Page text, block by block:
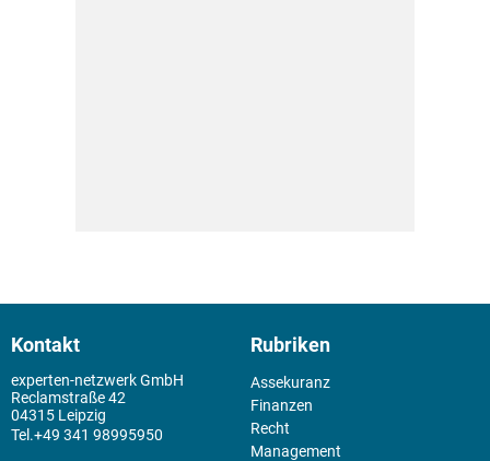
Kontakt
experten-netzwerk GmbH
Reclamstraße 42
04315 Leipzig
+49 341 98995950
Rubriken
Assekuranz
Finanzen
Recht
Management